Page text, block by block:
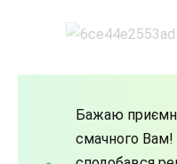
Бажаю
смачного Вам!